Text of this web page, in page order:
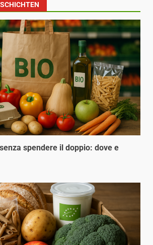
spendere il doppio: dove e